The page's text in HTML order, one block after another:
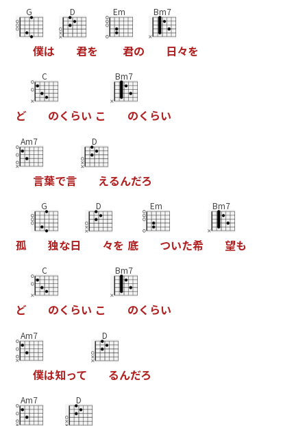
G
僕は
D
君を
Em
君の
Bm7
日々を
ど
C
のく らい こ
Bm7
のく らい
Am7
言葉で言
D
えるんだろ
孤
G
独な日
D
々を 底
Em
ついた希
Bm7
望も
ど
C
のく らい こ
Bm7
のく らい
Am7
僕は知って
D
るんだろ
Am7 D